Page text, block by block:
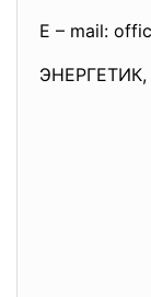
Е – mail: